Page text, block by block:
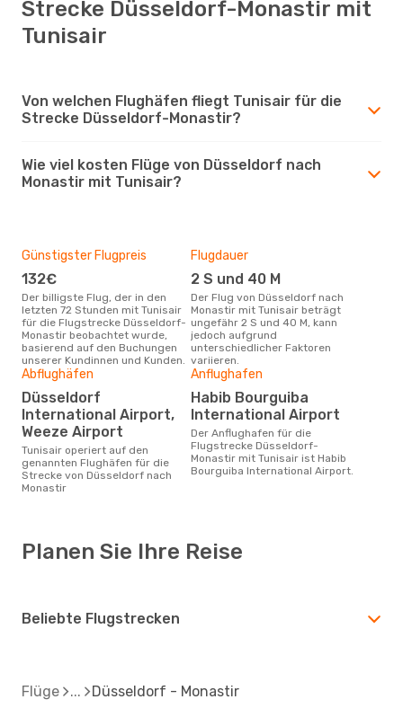
Strecke Düsseldorf-Monastir mit
Tunisair
Von welchen Flughäfen fliegt Tunisair für die
Strecke Düsseldorf-Monastir?
Wie viel kosten Flüge von Düsseldorf nach
Monastir mit Tunisair?
Günstigster Flugpreis
132€
Der billigste Flug, der in den
letzten 72 Stunden mit Tunisair
für die Flugstrecke Düsseldorf-
Monastir beobachtet wurde,
basierend auf den Buchungen
unserer Kundinnen und Kunden.
Flugdauer
2 S und 40 M
Der Flug von Düsseldorf nach
Monastir mit Tunisair beträgt
ungefähr 2 S und 40 M, kann
jedoch aufgrund
unterschiedlicher Faktoren
variieren.
Abflughäfen
Düsseldorf
International Airport,
Weeze Airport
Tunisair operiert auf den
genannten Flughäfen für die
Strecke von Düsseldorf nach
Monastir
Anflughafen
Habib Bourguiba
International Airport
Der Anflughafen für die
Flugstrecke Düsseldorf-
Monastir mit Tunisair ist Habib
Bourguiba International Airport.
Planen Sie Ihre Reise
Beliebte Flugstrecken
Flüge Düsseldorf - Monastir